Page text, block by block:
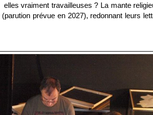
elles vraiment travailleuses ? La mante
prévue en 2027), redonnant leurs